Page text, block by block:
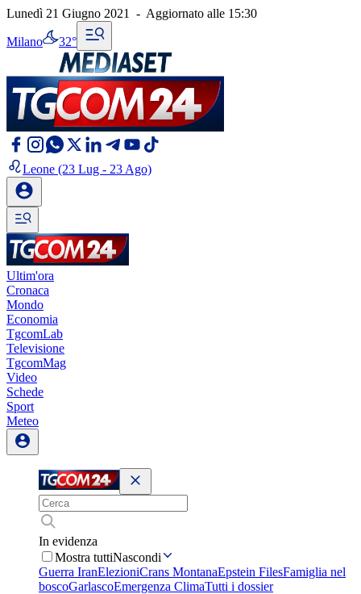
Lunedì 21 Giugno 2021 - Aggiornato alle 15:30
Milano 32°
Leone (23 Lug - 23 Ago)
Ultim'ora
Cronaca
Mondo
Economia
TgcomLab
Televisione
TgcomMag
Video
Schede
Sport
Meteo
In evidenza
Mostra tuttiNascondi
Guerra IranElezioniCrans MontanaEpstein FilesFamiglia nel
boscoGarlascoEmergenza ClimaTutti i dossier